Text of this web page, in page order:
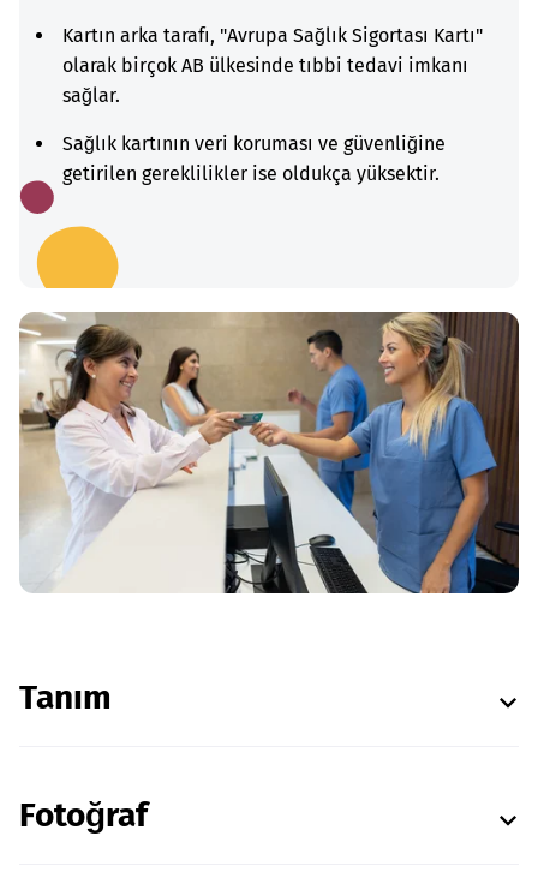
Kartın arka tarafı, "Avrupa Sağlık Sigortası Kartı"
olarak birçok AB ülkesinde tıbbi tedavi imkanı
sağlar.
Sağlık kartının veri koruması ve güvenliğine
getirilen gereklilikler ise oldukça yüksektir.
Tanım
Fotoğraf